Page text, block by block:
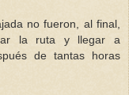
no fueron, al final,
la ruta y llegar a
de tantas horas